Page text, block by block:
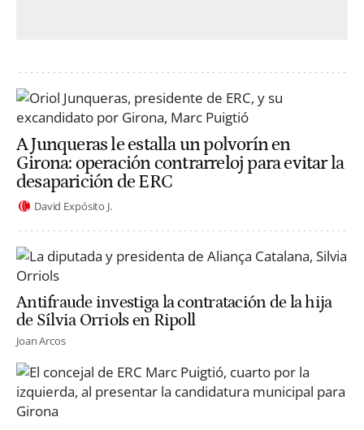
A Junqueras le estalla un polvorín en
Girona: operación contrarreloj para evitar la
desaparición de ERC
David Expósito J.
Antifraude investiga la contratación de la hija
de Sílvia Orriols en Ripoll
Joan Arcos